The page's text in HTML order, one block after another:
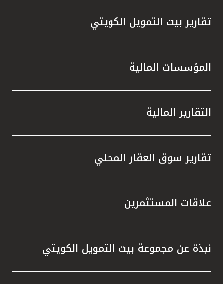
تقارير بيت التمويل الكويتي
المؤسسات المالية
التقارير المالية
تقارير سوق العقار المحلي
علاقات المستثمرين
نبذة عن مجموعة بيت التمويل الكويتي